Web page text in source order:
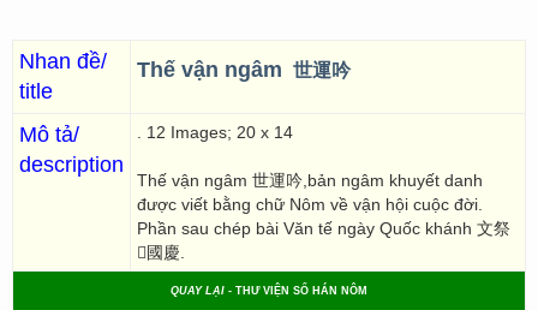
Nhan đề/
title
Thế vận ngâm 世運吟
Mô tả/
description
. 12 Images; 20 x 14
Thế vận ngâm 世運吟,bản ngâm khuyết danh
được viết bằng chữ Nôm về vận hội cuộc đời.
Phần sau chép bài Văn tế ngày Quốc khánh 文祭
𣈗國慶.
QUAY LẠI - THƯ VIỆN SỐ HÁN NÔM